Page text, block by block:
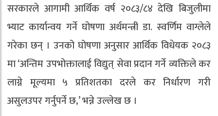
सरकारले आगामी आर्थिक वर्ष २०८३/८४ देखि बिजुलीमा
भ्याट कार्यान्वय गर्ने घोषणा अर्थमन्त्री डा. स्वर्णिम वाग्लेले
गरेका छन् । उनको घोषणा अनुसार आर्थिक विधेयक २०८३
मा ‘अन्तिम उपभोक्तालाई विद्युत् सेवा प्रदान गर्ने व्यक्तिले कर
लाग्ने मूल्यमा ५ प्रतिशतका दरले कर निर्धारण गरी
असुलउपर गर्नुपर्ने छ,’ भन्ने उल्लेख छ ।